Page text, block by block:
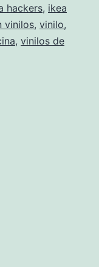
hackers, ikea
vinilos, vinilo,
, vinilos de